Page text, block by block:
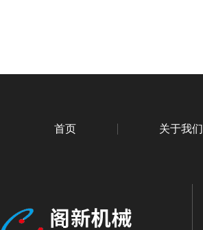
首页 关于我们